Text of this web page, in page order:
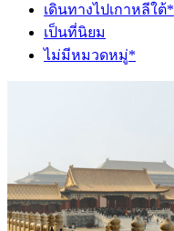
เดินทางไปเกาหลีใต้*
เป็นที่นิยม
ไม่มีหมวดหมู่*